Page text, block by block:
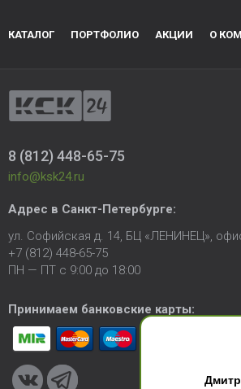
КАТАЛОГ ПОРТФОЛИО АКЦИИ О
8 (812) 448-65-75
info@ksk24.ru
Адрес в Санкт-Петербурге:
ул. Софийская д. 14, БЦ «ЛЕНИНЕЦ»,
+7 (812) 448-65-75
ПН — ПТ с 9:00 до 18:00
Принимаем банковские карты: